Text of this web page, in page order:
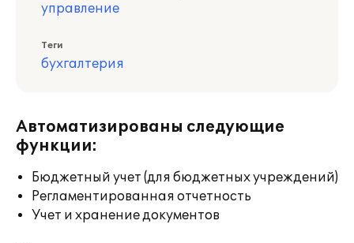
управление
Теги
бухгалтерия
Автоматизированы следующие
функции:
Бюджетный учет (для бюджетных учреждений)
Регламентированная отчетность
Учет и хранение документов